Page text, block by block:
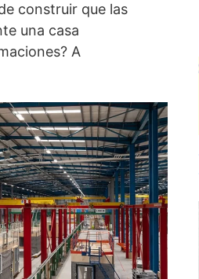
construir que las
una casa
A